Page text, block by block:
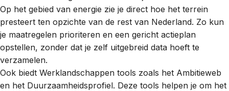
Op het gebied van energie zie je direct hoe het terrein
presteert ten opzichte van de rest van Nederland. Zo kun
je maatregelen prioriteren en een gericht actieplan
opstellen, zonder dat je zelf uitgebreid data hoeft te
verzamelen.
Ook biedt Werklandschappen tools zoals het Ambitieweb
en het Duurzaamheidsprofiel. Deze tools helpen je om het